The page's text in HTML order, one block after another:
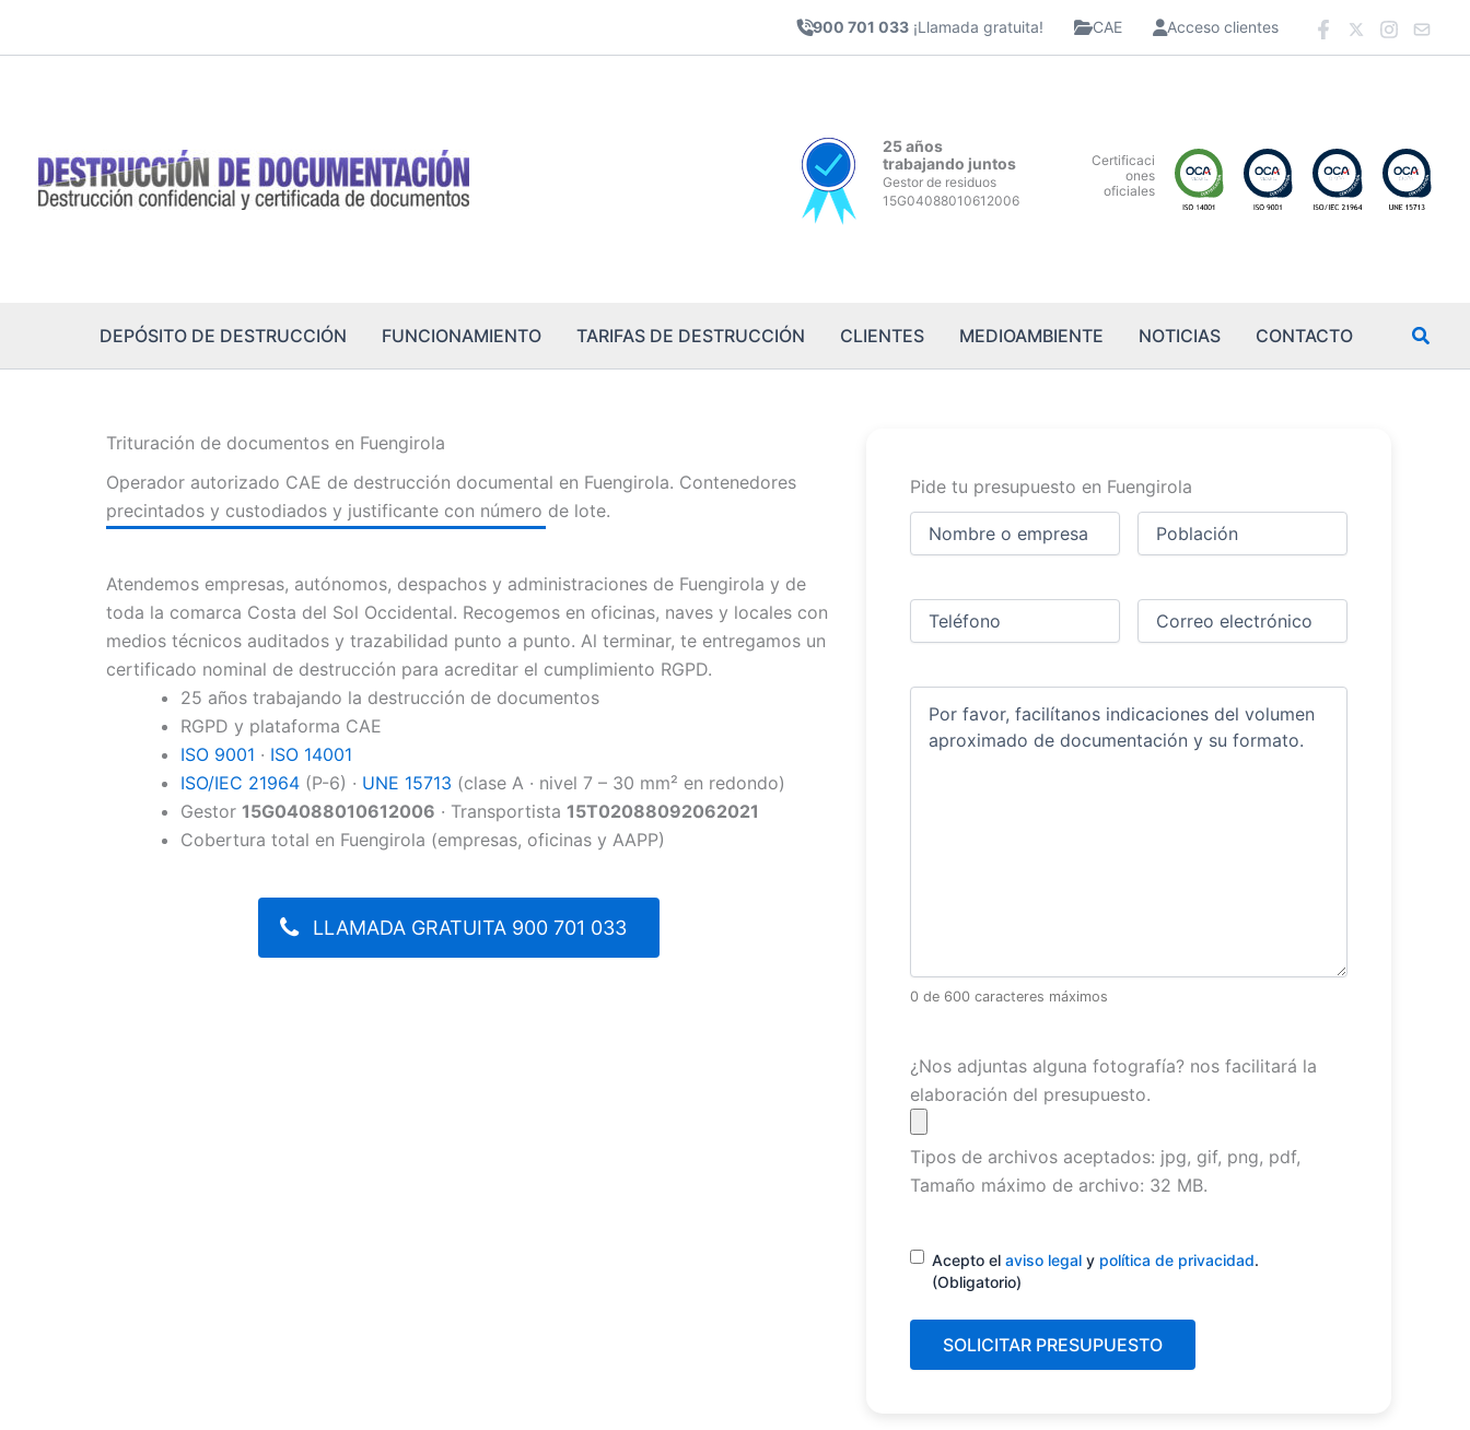
900 701 033 ¡Llamada gratuita! CAE Acceso clientes
25 años
trabajando juntos
Gestor de residuos
15G04088010612006
Certificaci
ones
oficiales
DEPÓSITO DE DESTRUCCIÓN FUNCIONAMIENTO TARIFAS DE DESTRUCCIÓN CLIENTES MEDIOAMBIENTE NOTICIAS CONTACTO
Trituración de documentos en Fuengirola
Operador autorizado CAE de destrucción documental en Fuengirola. Contenedores
precintados y custodiados y justificante con número de lote.
Atendemos empresas, autónomos, despachos y administraciones de Fuengirola y de
toda la comarca Costa del Sol Occidental. Recogemos en oficinas, naves y locales con
medios técnicos auditados y trazabilidad punto a punto. Al terminar, te entregamos un
certificado nominal de destrucción para acreditar el cumplimiento RGPD.
25 años trabajando la destrucción de documentos
RGPD y plataforma CAE
ISO 9001 · ISO 14001
ISO/IEC 21964 (P-6) · UNE 15713 (clase A · nivel 7 – 30 mm² en redondo)
Gestor 15G04088010612006 · Transportista 15T02088092062021
Cobertura total en Fuengirola (empresas, oficinas y AAPP)
LLAMADA GRATUITA 900 701 033
Pide tu presupuesto en Fuengirola
Nombre
Ciudad
Teléfono
Correo
electrónico (Obligatorio)
Comentarios
0 de 600 caracteres máximos
Archivo
¿Nos adjuntas alguna fotografía? nos facilitará la
elaboración del presupuesto.
Tipos de archivos aceptados: jpg, gif, png, pdf,
Tamaño máximo de archivo: 32 MB.
Consentimiento (Obligatorio)
Acepto el aviso legal y política de privacidad.
(Obligatorio)